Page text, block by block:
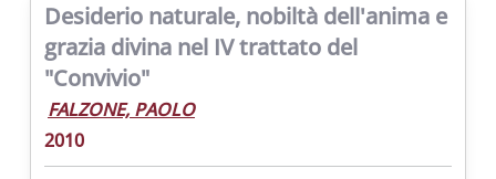
Desiderio naturale, nobiltà dell'anima e
grazia divina nel IV trattato del
"Convivio"
FALZONE, PAOLO
2010